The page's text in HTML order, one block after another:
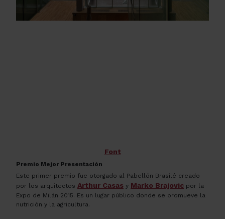
Font
Premio Mejor Presentación
Este primer premio fue otorgado al Pabellón Brasilé creado
por los arquitectos Arthur Casas y Marko Brajovic por la
Expo de Milán 2015. Es un lugar público donde se promueve la
nutrición y la agricultura.